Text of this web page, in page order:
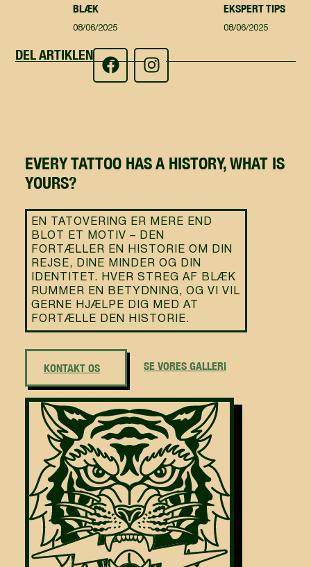
BLÆK
08/06/2025
EKSPERT TIPS
08/06/2025
DEL ARTIKLEN
EVERY TATTOO HAS A HISTORY, WHAT IS
YOURS?
EN TATOVERING ER MERE END
BLOT ET MOTIV – DEN
FORTÆLLER EN HISTORIE OM DIN
REJSE, DINE MINDER OG DIN
IDENTITET. HVER STREG AF BLÆK
RUMMER EN BETYDNING, OG VI VIL
GERNE HJÆLPE DIG MED AT
FORTÆLLE DEN HISTORIE.
KONTAKT OS SE VORES GALLERI